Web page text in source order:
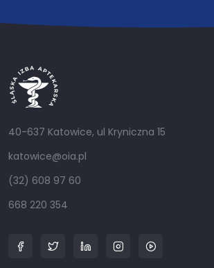
40-637 Katowice, ul Kryniczna 15
katowice@oia.pl
(32) 608 97 60
668 220 354